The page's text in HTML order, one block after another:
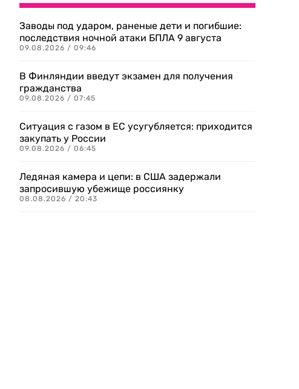
Заводы под ударом, раненые дети и погибшие:
последствия ночной атаки БПЛА 9 августа
09.08.2026 / 09:46
В Финляндии введут экзамен для получения
гражданства
09.08.2026 / 07:45
Ситуация с газом в ЕС усугубляется: приходится
закупать у России
09.08.2026 / 06:45
Ледяная камера и цепи: в США задержали
запросившую убежище россиянку
08.08.2026 / 20:43